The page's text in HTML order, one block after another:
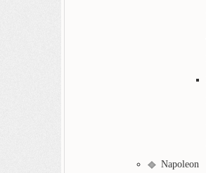
Napoleon